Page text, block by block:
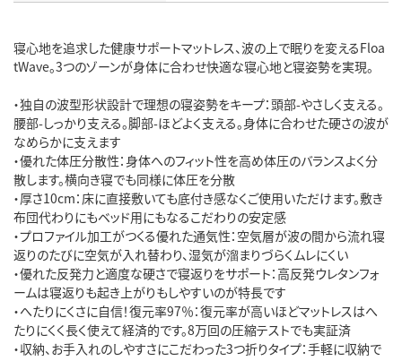
寝心地を追求した健康サポートマットレス、波の上で眠りを変えるFloa
tWave。3つのゾーンが身体に合わせ快適な寝心地と寝姿勢を実現。
・独自の波型形状設計で理想の寝姿勢をキープ：頭部-やさしく支える。
腰部-しっかり支える。脚部-ほどよく支える。身体に合わせた硬さの波が
なめらかに支えます
・優れた体圧分散性：身体へのフィット性を高め体圧のバランスよく分
散します。横向き寝でも同様に体圧を分散
・厚さ10cm：床に直接敷いても底付き感なくご使用いただけます。敷き
布団代わりにもベッド用にもなるこだわりの安定感
・プロファイル加工がつくる優れた通気性：空気層が波の間から流れ寝
返りのたびに空気が入れ替わり、湿気が溜まりづらくムレにくい
・優れた反発力と適度な硬さで寝返りをサポート：高反発ウレタンフォ
ームは寝返りも起き上がりもしやすいのが特長です
・へたりにくさに自信！復元率97％：復元率が高いほどマットレスはへ
たりにくく長く使えて経済的です。8万回の圧縮テストでも実証済
・収納、お手入れのしやすさにこだわった3つ折りタイプ：手軽に収納で